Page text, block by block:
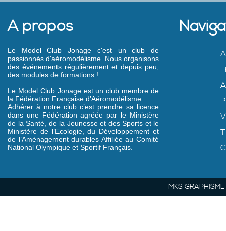
A propos
Le Model Club Jonage c'est un club de
passionnés d'aéromodélisme. Nous organisons
des événements régulièrement et depuis peu,
des modules de formations !
Le Model Club Jonage est un club membre de
la Fédération Française d’Aéromodélisme.
Adhérer à notre club c’est prendre sa licence
dans une Fédération agréée par le Ministère
de la Santé, de la Jeunesse et des Sports et le
Ministère de l’Ecologie, du Développement et
de l’Aménagement durables Affiliée au Comité
National Olympique et Sportif Français.
MKS GRAPHISME